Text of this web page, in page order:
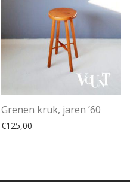
Grenen kruk, jaren ’60
€125,00